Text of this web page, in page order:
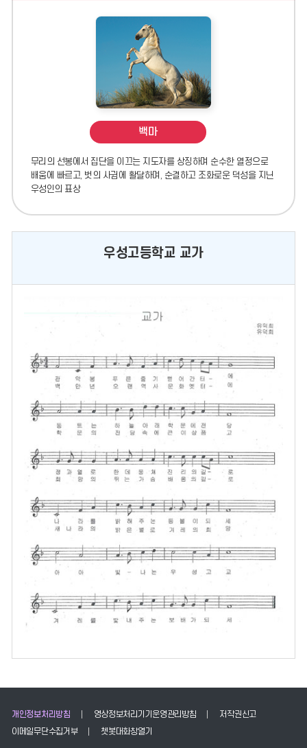
백마
무리의 선봉에서 집단을 이끄는 지도자를 상징하며 순수한 열정으로
배움에 빠르고, 벗의 사귐에 활달하며, 순결하고 조화로운 덕성을 지닌
우성인의 표상
우성고등학교 교가
개인정보처리방침 영상정보처리기기운영관리방침
저작권신고
이메일무단수집거부
쳇봇대화창열기